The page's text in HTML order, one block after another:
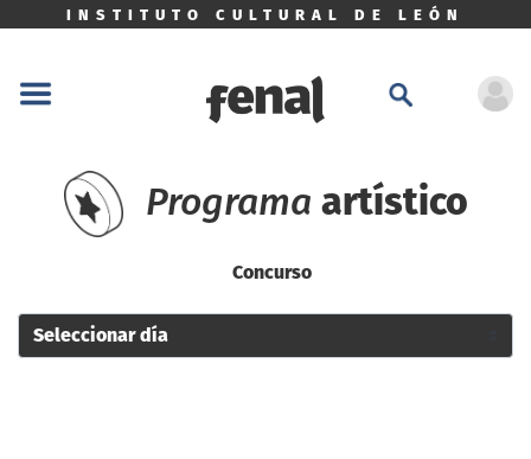
INSTITUTO CULTURAL DE LEÓN
Programa artístico
Concurso